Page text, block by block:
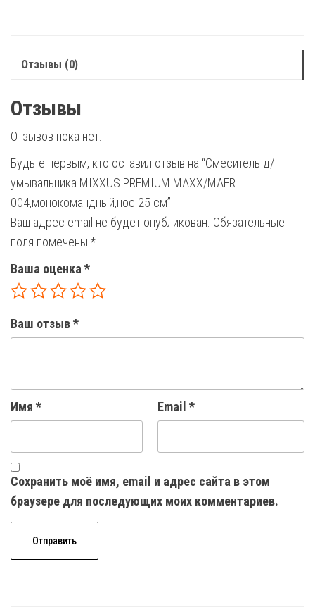
004,монокомандный,нос
см
Отзывы (0)
Отзывы
Отзывов пока нет.
Будьте первым, кто оставил отзыв на “Смеситель д/
умывальника MIXXUS PREMIUM MAXX/MAER
004,монокомандный,нос 25 см”
Ваш адрес email не будет опубликован. Обязательные
поля помечены *
Ваша оценка *
Ваш отзыв*
Имя * Email *
Сохранить моё имя, email и адрес сайта в этом
браузере для последующих моих комментариев.